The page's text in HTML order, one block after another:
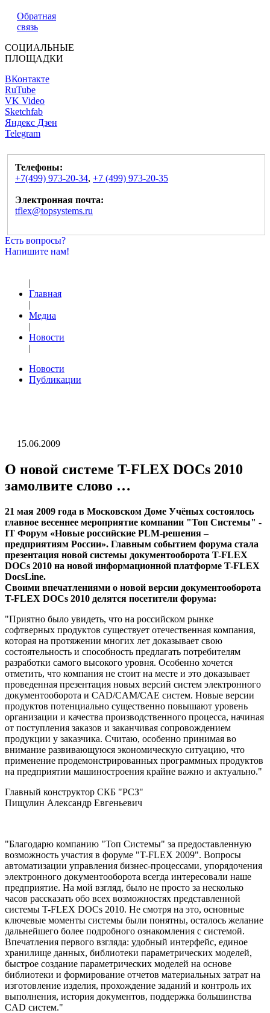
Обратная
связь
СОЦИАЛЬНЫЕ
ПЛОЩАДКИ
ВКонтакте
RuTube
VK Video
Sketchfab
Яндекс Дзен
Telegram
Телефоны:
+7(499) 973-20-34, +7 (499) 973-20-35
Электронная почта:
tflex@topsystems.ru
Есть вопросы?
Напишите нам!
|
Главная
|
Медиа
|
Новости
|
Новости
Публикации
15.06.2009
О новой системе T-FLEX DOCs 2010
замолвите слово …
21 мая 2009 года в Московском Доме Учёных состоялось
главное весеннее мероприятие компании "Топ Системы" -
IT Форум «Новые российские PLM-решения –
предприятиям России». Главным событием форума стала
презентация новой системы документооборота T-FLEX
DOCs 2010 на новой информационной платформе T-FLEX
DocsLine.
Своими впечатлениями о новой версии документооборота
T-FLEX DOCs 2010 делятся посетители форума:
"Приятно было увидеть, что на российском рынке
софтверных продуктов существует отечественная компания,
которая на протяжении многих лет доказывает свою
состоятельность и способность предлагать потребителям
разработки самого высокого уровня. Особенно хочется
отметить, что компания не стоит на месте и это доказывает
проведенная презентация новых версий систем электронного
документооборота и CAD/CAM/CAE систем. Новые версии
продуктов потенциально существенно повышают уровень
организации и качества производственного процесса, начиная
от поступления заказов и заканчивая сопровождением
продукции у заказчика. Считаю, особенно принимая во
внимание развивающуюся экономическую ситуацию, что
применение продемонстрированных программных продуктов
на предприятии машиностроения крайне важно и актуально."
Главный конструктор СКБ "РСЗ"
Пищулин Александр Евгеньевич
"Благодарю компанию "Топ Системы" за предоставленную
возможность участия в форуме "T-FLEX 2009". Вопросы
автоматизации управления бизнес-процессами, упорядочения
электронного документооборота всегда интересовали наше
предприятие. На мой взгляд, было не просто за несколько
часов рассказать обо всех возможностях представленной
системы T-FLEX DOCs 2010. Не смотря на это, основные
ключевые моменты системы были понятны, осталось желание
дальнейшего более подробного ознакомления с системой.
Впечатления первого взгляда: удобный интерфейс, единое
хранилище данных, библиотеки параметрических моделей,
быстрое создание параметрических моделей на основе
библиотеки и формирование отчетов материальных затрат на
изготовление изделия, прохождение заданий и контроль их
выполнения, история документов, поддержка большинства
CAD систем."